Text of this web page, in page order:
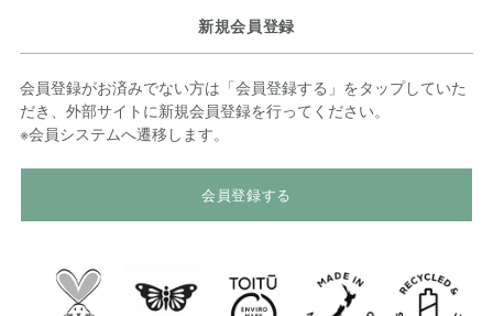
新規会員登録
会員登録がお済みでない方は「会員登録する」をタップしていた
だき、外部サイトに新規会員登録を行ってください。
※会員システムへ遷移します。
会員登録する